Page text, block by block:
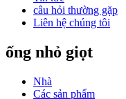
câu hỏi thường gặp
Liên hệ chúng tôi
ống nhỏ giọt
Nhà
Các sản phẩm